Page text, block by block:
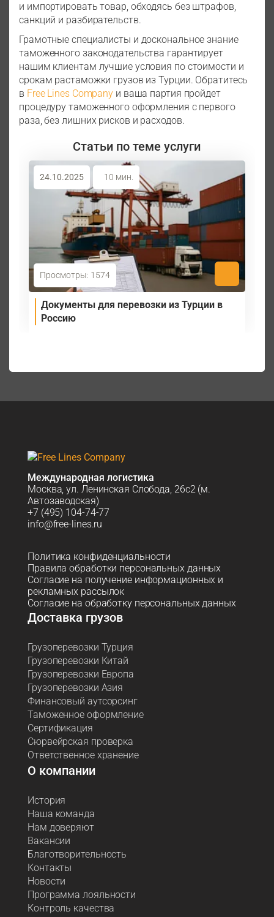
и импортировать товар, обходясь без штрафов,
санкций и разбирательств.
Грамотные специалисты и доскональное знание
таможенного законодательства гарантирует
нашим клиентам лучшие условия по стоимости и
срокам растаможки грузов из Турции. Обратитесь
в Free Lines Company и ваша партия пройдет
процедуру таможенного оформления с первого
раза, без лишних рисков и расходов.
Статьи по теме услуги
24.10.2025 10 мин.
Просмотры: 1574
Документы для перевозки из Турции в
Россию
Международная логистика
Москва, ул. Ленинская Слобода, 26с2 (м.
Автозаводская)
+7 (495) 104-74-77
info@free-lines.ru
Политика конфиденциальности
Правила обработки персональных данных
Согласие на получение информационных и
рекламных рассылок
Согласие на обработку персональных данных
Доставка грузов
Грузоперевозки Турция
Грузоперевозки Китай
Грузоперевозки Европа
Грузоперевозки Азия
Финансовый аутсорсинг
Таможенное оформление
Сертификация
Сюрвейрская проверка
Ответственное хранение
О компании
История
Наша команда
Нам доверяют
Вакансии
Благотворительность
Контакты
Новости
Программа лояльности
Контроль качества